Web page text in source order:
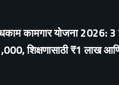
कामगार योजना 2026: 3
शिक्षणासाठी ₹1 लाख